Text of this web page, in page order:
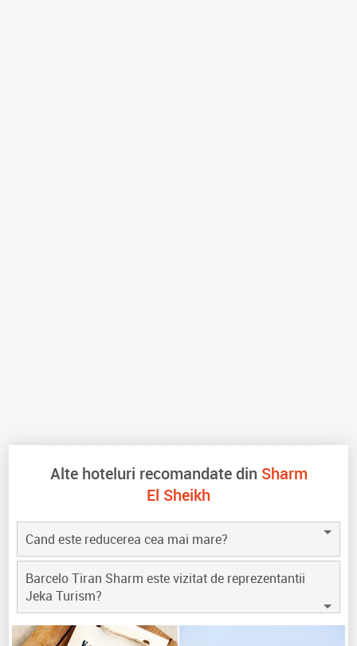
Alte hoteluri recomandate din Sharm
El Sheikh
Cand este reducerea cea mai mare?
Barcelo Tiran Sharm este vizitat de reprezentantii
Jeka Turism?